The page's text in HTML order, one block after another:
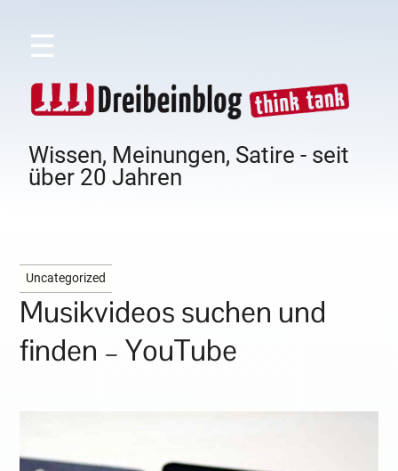
☰
Wissen, Meinungen, Satire - seit
über 20 Jahren
Uncategorized
Musikvideos suchen und
finden – YouTube